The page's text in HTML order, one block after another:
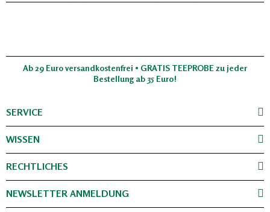
Ab 29 Euro versandkostenfrei • GRATIS TEEPROBE zu jeder
Bestellung ab 35 Euro!
SERVICE
WISSEN
RECHTLICHES
NEWSLETTER ANMELDUNG